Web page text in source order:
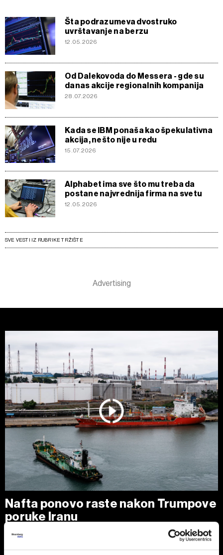
Šta podrazumeva dvostruko
uvrštavanje na berzu
12.05.2026
Od Dalekovoda do Messera - gde su
danas akcije regionalnih kompanija
28.07.2026
Kada se IBM ponaša kao špekulativna
akcija, nešto nije u redu
15.07.2026
Alphabet ima sve što mu treba da
postane najvrednija firma na svetu
12.05.2026
SVE VESTI IZ RUBRIKE TRŽIŠTE
Nafta ponovo raste nakon Trumpove
poruke Iranu
Cene nafte porasle su nakon najvećeg dnevnog pada u
poslednjih nedelju dana, pošto je predsednik SAD Donald
Trump izjavio da je Teheranu ponudio 'poslednju priliku' za